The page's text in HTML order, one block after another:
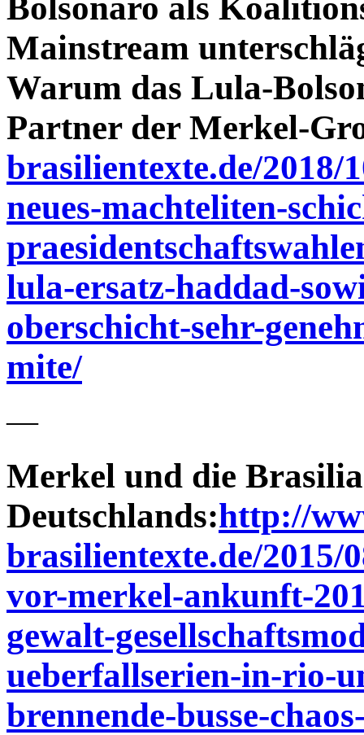
Bolsonaro als
Mainstream
Warum das Lula-
Partner der Merkel-
brasilientexte.de/2018/
neues-machteliten-
lula-ersatz-haddad-
oberschicht-sehr-
mite/
—
Merkel und die
Deutschlands:http://
brasilientexte.de/2015/
vor-merkel-ankunft-
gewalt-
ueberfallserien-in-rio-
brennende-busse-